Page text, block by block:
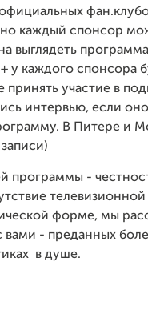
каждый спонсор
выглядеть
у каждого спонсора
участие в
интервью, если
В Питере и
программы -
форме, мы
вами - преданных
в душе.